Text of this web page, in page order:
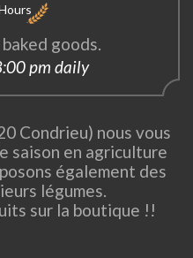
goods.
pm daily
Condrieu) nous vous
saison en agriculture
également des
légumes.
sur la boutique !!